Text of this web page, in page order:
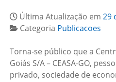
Última Atualização em 29
Categoria Publicacoes
Torna-se público que a
Goiás S/A – CEASA-GO,
privado, sociedade de